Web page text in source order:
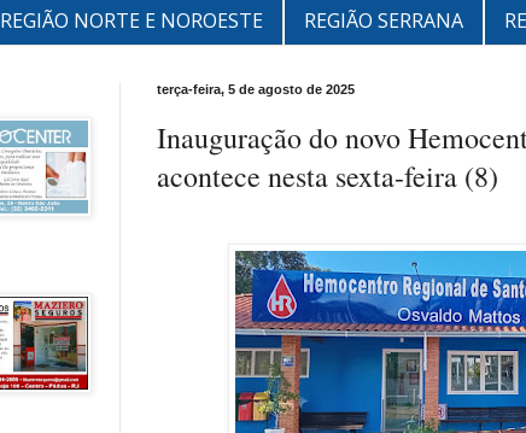
REGIÃO NORTE E NOROESTE REGIÃO SERRANA
terça-feira, 5 de agosto de 2025
Inauguração do novo
acontece nesta sexta-feira (8)